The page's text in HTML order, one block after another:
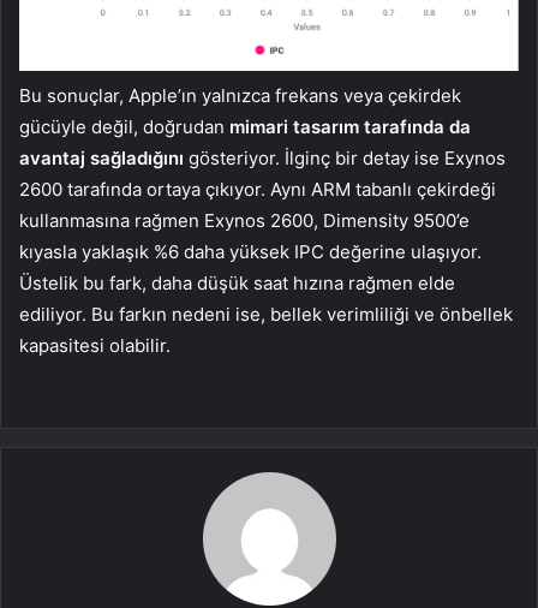
Bu sonuçlar, Apple’ın yalnızca frekans veya çekirdek
gücüyle değil, doğrudan mimari tasarım tarafında da
avantaj sağladığını gösteriyor. İlginç bir detay ise Exynos
2600 tarafında ortaya çıkıyor. Aynı ARM tabanlı çekirdeği
kullanmasına rağmen Exynos 2600, Dimensity 9500’e
kıyasla yaklaşık %6 daha yüksek IPC değerine ulaşıyor.
Üstelik bu fark, daha düşük saat hızına rağmen elde
ediliyor. Bu farkın nedeni ise, bellek verimliliği ve önbellek
kapasitesi olabilir.